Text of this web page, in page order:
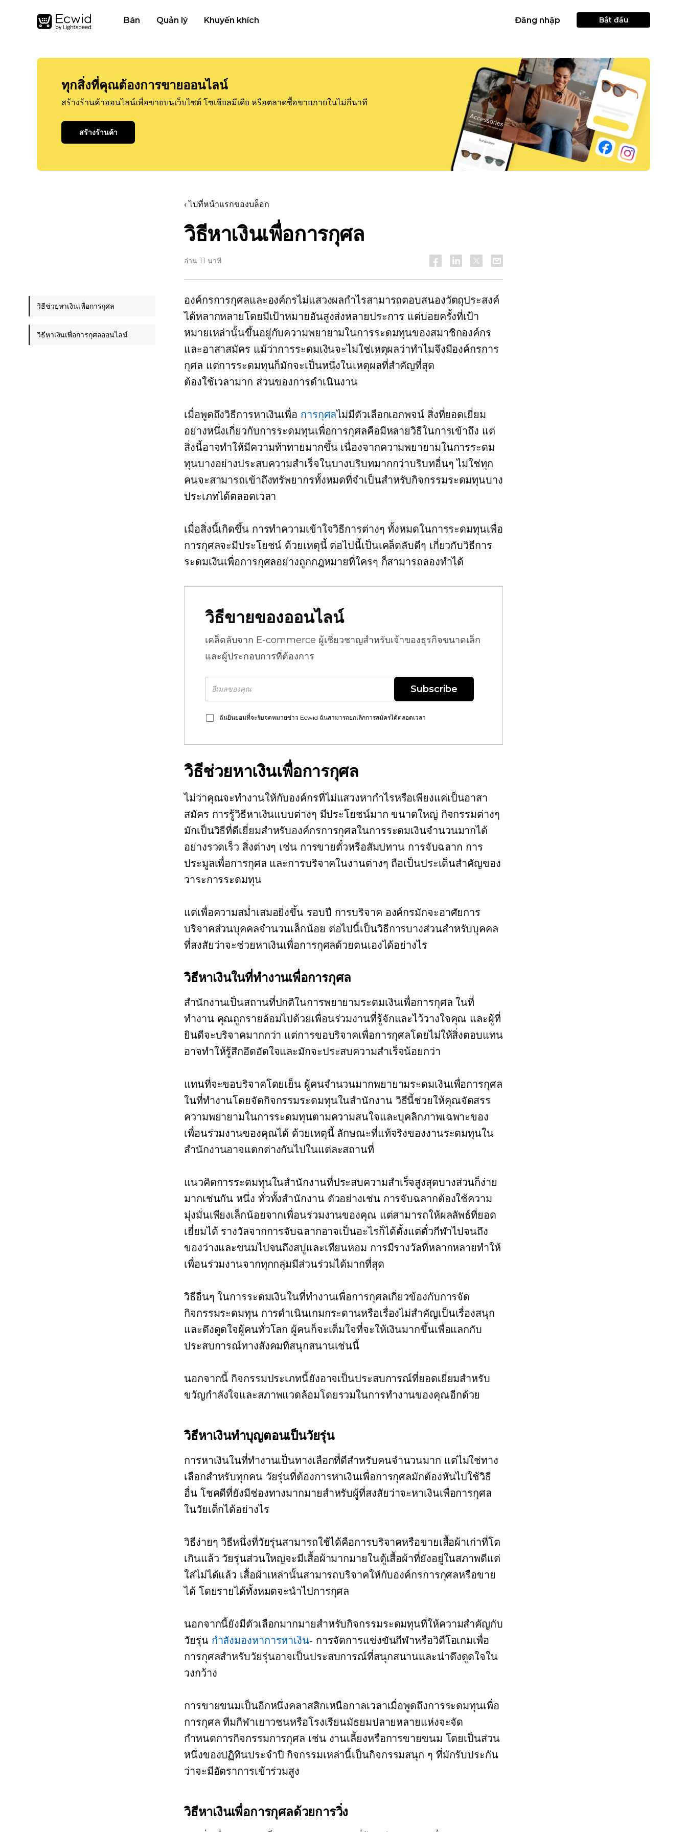
Bán Quản lý Khuyến khích Đăng nhập Bắt đầu
ทุกสิ่งที่คุณต้องการขายออนไลน์
สร้างร้านค้าออนไลน์เพื่อขายบนเว็บไซต์ โซเชียลมีเดีย หรือตลาดซื้อขายภายในไม่กี่นาที
สร้างร้านค้า
‹ ไปที่หน้าแรกของบล็อก
วิธีหาเงินเพื่อการกุศล
อ่าน 11 นาที
องค์กรการกุศลและองค์กรไม่แสวงผลกำไรสามารถตอบสนองวัตถุประสงค์
ได้หลากหลายโดยมีเป้าหมายอันสูงส่งหลายประการ แต่บ่อยครั้งที่เป้า
หมายเหล่านั้นขึ้นอยู่กับความพยายามในการระดมทุนของสมาชิกองค์กร
และอาสาสมัคร แม้ว่าการระดมเงินจะไม่ใช่เหตุผลว่าทำไมจึงมีองค์กรการ
กุศล แต่การระดมทุนก็มักจะเป็นหนึ่งในเหตุผลที่สำคัญที่สุด
ต้องใช้เวลามาก ส่วนของการดำเนินงาน
เมื่อพูดถึงวิธีการหาเงินเพื่อ การกุศลไม่มีตัวเลือกเอกพจน์ สิ่งที่ยอดเยี่ยม
อย่างหนึ่งเกี่ยวกับการระดมทุนเพื่อการกุศลคือมีหลายวิธีในการเข้าถึง แต่
สิ่งนี้อาจทำให้มีความท้าทายมากขึ้น เนื่องจากความพยายามในการระดม
ทุนบางอย่างประสบความสำเร็จในบางบริบทมากกว่าบริบทอื่นๆ ไม่ใช่ทุก
คนจะสามารถเข้าถึงทรัพยากรทั้งหมดที่จำเป็นสำหรับกิจกรรมระดมทุนบาง
ประเภทได้ตลอดเวลา
เมื่อสิ่งนี้เกิดขึ้น การทำความเข้าใจวิธีการต่างๆ ทั้งหมดในการระดมทุนเพื่อ
การกุศลจะมีประโยชน์ ด้วยเหตุนี้ ต่อไปนี้เป็นเคล็ดลับดีๆ เกี่ยวกับวิธีการ
ระดมเงินเพื่อการกุศลอย่างถูกกฎหมายที่ใครๆ ก็สามารถลองทำได้
วิธีขายของออนไลน์
เคล็ดลับจาก E-commerce ผู้เชี่ยวชาญสำหรับเจ้าของธุรกิจขนาดเล็ก
และผู้ประกอบการที่ต้องการ
Subscribe
ฉันยินยอมที่จะรับจดหมายข่าว Ecwid ฉันสามารถยกเลิกการสมัครได้ตลอดเวลา
วิธีช่วยหาเงินเพื่อการกุศล
ไม่ว่าคุณจะทำงานให้กับองค์กรที่ไม่แสวงหากำไรหรือเพียงแค่เป็นอาสา
สมัคร การรู้วิธีหาเงินแบบต่างๆ มีประโยชน์มาก ขนาดใหญ่ กิจกรรมต่างๆ
มักเป็นวิธีที่ดีเยี่ยมสำหรับองค์กรการกุศลในการระดมเงินจำนวนมากได้
อย่างรวดเร็ว สิ่งต่างๆ เช่น การขายตั๋วหรือสัมปทาน การจับฉลาก การ
ประมูลเพื่อการกุศล และการบริจาคในงานต่างๆ ถือเป็นประเด็นสำคัญของ
วาระการระดมทุน
แต่เพื่อความสม่ำเสมอยิ่งขึ้น รอบปี การบริจาค องค์กรมักจะอาศัยการ
บริจาคส่วนบุคคลจำนวนเล็กน้อย ต่อไปนี้เป็นวิธีการบางส่วนสำหรับบุคคล
ที่สงสัยว่าจะช่วยหาเงินเพื่อการกุศลด้วยตนเองได้อย่างไร
วิธีหาเงินในที่ทำงานเพื่อการกุศล
สำนักงานเป็นสถานที่ปกติในการพยายามระดมเงินเพื่อการกุศล ในที่
ทำงาน คุณถูกรายล้อมไปด้วยเพื่อนร่วมงานที่รู้จักและไว้วางใจคุณ และผู้ที่
ยินดีจะบริจาคมากกว่า แต่การขอบริจาคเพื่อการกุศลโดยไม่ให้สิ่งตอบแทน
อาจทำให้รู้สึกอึดอัดใจและมักจะประสบความสำเร็จน้อยกว่า
แทนที่จะขอบริจาคโดยเย็น ผู้คนจำนวนมากพยายามระดมเงินเพื่อการกุศล
ในที่ทำงานโดยจัดกิจกรรมระดมทุนในสำนักงาน วิธีนี้ช่วยให้คุณจัดสรร
ความพยายามในการระดมทุนตามความสนใจและบุคลิกภาพเฉพาะของ
เพื่อนร่วมงานของคุณได้ ด้วยเหตุนี้ ลักษณะที่แท้จริงของงานระดมทุนใน
สำนักงานอาจแตกต่างกันไปในแต่ละสถานที่
แนวคิดการระดมทุนในสำนักงานที่ประสบความสำเร็จสูงสุดบางส่วนก็ง่าย
มากเช่นกัน หนึ่ง ทั่วทั้งสำนักงานตัวอย่างเช่น การจับฉลากต้องใช้ความ
มุ่งมั่นเพียงเล็กน้อยจากเพื่อนร่วมงานของคุณ แต่สามารถให้ผลลัพธ์ที่ยอด
เยี่ยมได้ รางวัลจากการจับฉลากอาจเป็นอะไรก็ได้ตั้งแต่ตั๋วกีฬาไปจนถึง
ของว่างและขนมไปจนถึงสบู่และเทียนหอม การมีรางวัลที่หลากหลายทำให้
เพื่อนร่วมงานจากทุกกลุ่มมีส่วนร่วมได้มากที่สุด
วิธีอื่นๆ ในการระดมเงินในที่ทำงานเพื่อการกุศลเกี่ยวข้องกับการจัด
กิจกรรมระดมทุน การดำเนินเกมกระดานหรือเรื่องไม่สำคัญเป็นเรื่องสนุก
และดึงดูดใจผู้คนทั่วโลก ผู้คนก็จะเต็มใจที่จะให้เงินมากขึ้นเพื่อแลกกับ
ประสบการณ์ทางสังคมที่สนุกสนานเช่นนี้
นอกจากนี้ กิจกรรมประเภทนี้ยังอาจเป็นประสบการณ์ที่ยอดเยี่ยมสำหรับ
ขวัญกำลังใจและสภาพแวดล้อมโดยรวมในการทำงานของคุณอีกด้วย
วิธีหาเงินทำบุญตอนเป็นวัยรุ่น
การหาเงินในที่ทำงานเป็นทางเลือกที่ดีสำหรับคนจำนวนมาก แต่ไม่ใช่ทาง
เลือกสำหรับทุกคน วัยรุ่นที่ต้องการหาเงินเพื่อการกุศลมักต้องหันไปใช้วิธี
อื่น โชคดีที่ยังมีช่องทางมากมายสำหรับผู้ที่สงสัยว่าจะหาเงินเพื่อการกุศล
ในวัยเด็กได้อย่างไร
วิธีง่ายๆ วิธีหนึ่งที่วัยรุ่นสามารถใช้ได้คือการบริจาคหรือขายเสื้อผ้าเก่าที่โต
เกินแล้ว วัยรุ่นส่วนใหญ่จะมีเสื้อผ้ามากมายในตู้เสื้อผ้าที่ยังอยู่ในสภาพดีแต่
ใส่ไม่ได้แล้ว เสื้อผ้าเหล่านั้นสามารถบริจาคให้กับองค์กรการกุศลหรือขาย
ได้ โดยรายได้ทั้งหมดจะนำไปการกุศล
นอกจากนี้ยังมีตัวเลือกมากมายสำหรับกิจกรรมระดมทุนที่ให้ความสำคัญกับ
วัยรุ่น กำลังมองหาการหาเงิน- การจัดการแข่งขันกีฬาหรือวิดีโอเกมเพื่อ
การกุศลสำหรับวัยรุ่นอาจเป็นประสบการณ์ที่สนุกสนานและน่าดึงดูดใจใน
วงกว้าง
การขายขนมเป็นอีกหนึ่งคลาสสิกเหนือกาลเวลาเมื่อพูดถึงการระดมทุนเพื่อ
การกุศล ทีมกีฬาเยาวชนหรือโรงเรียนมัธยมปลายหลายแห่งจะจัด
กำหนดการกิจกรรมการกุศล เช่น งานเลี้ยงหรือการขายขนม โดยเป็นส่วน
หนึ่งของปฏิทินประจำปี กิจกรรมเหล่านี้เป็นกิจกรรมสนุก ๆ ที่มักรับประกัน
ว่าจะมีอัตราการเข้าร่วมสูง
วิธีหาเงินเพื่อการกุศลด้วยการวิ่ง
วิธีช่วยหาเงินเพื่อการกุศล
วิธีหาเงินเพื่อการกุศลออนไลน์